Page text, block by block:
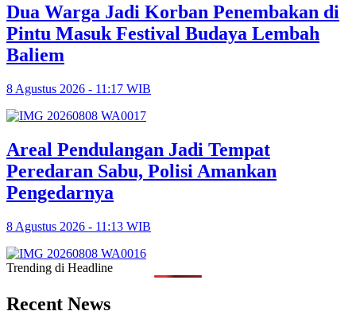
Dua Warga Jadi Korban Penembakan di
Pintu Masuk Festival Budaya Lembah
Baliem
8 Agustus 2026 - 11:17 WIB
Areal Pendulangan Jadi Tempat
Peredaran Sabu, Polisi Amankan
Pengedarnya
8 Agustus 2026 - 11:13 WIB
Trending di Headline
Recent News